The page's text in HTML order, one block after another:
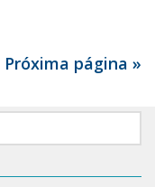
Próxima página »